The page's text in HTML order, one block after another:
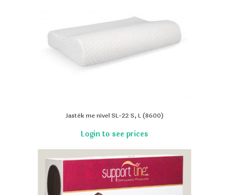
Jastëk me nivel SL-22 S, L (8600)